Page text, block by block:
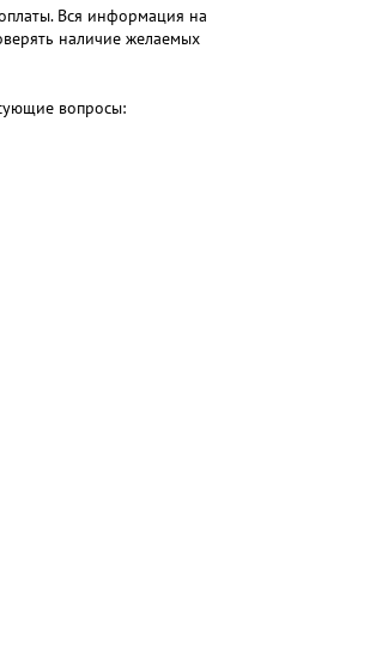
Вся информация на
наличие желаемых
вопросы: